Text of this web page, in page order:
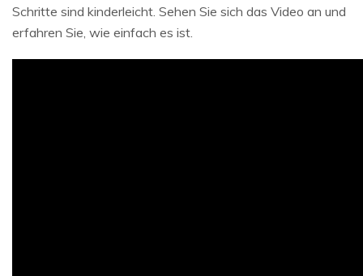
Schritte sind kinderleicht. Sehen Sie sich das Video an und
erfahren Sie, wie einfach es ist.